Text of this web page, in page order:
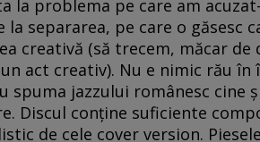
la problema pe care am
la separarea, pe care o găsesc
creativă (să trecem, măcar
act creativ). Nu e nimic rău
spuma jazzului românesc cine
Discul conţine suficiente
de cele cover version.